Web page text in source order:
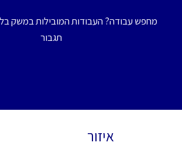
מחפש עבודה? העבודות המובילות במשק
תגבור
איזור